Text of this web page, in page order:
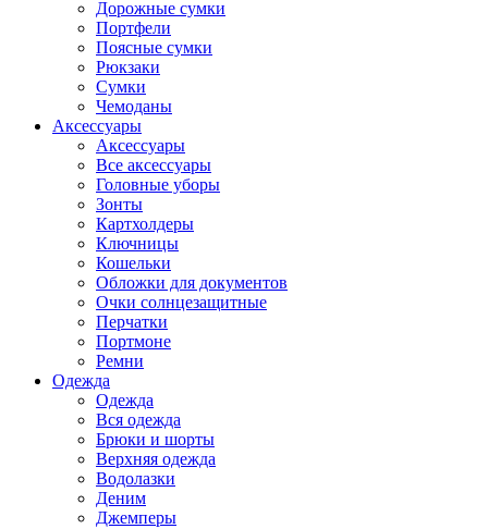
Дорожные сумки
Портфели
Поясные сумки
Рюкзаки
Сумки
Чемоданы
Аксессуары
Аксессуары
Все аксессуары
Головные уборы
Зонты
Картхолдеры
Ключницы
Кошельки
Обложки для документов
Очки солнцезащитные
Перчатки
Портмоне
Ремни
Одежда
Одежда
Вся одежда
Брюки и шорты
Верхняя одежда
Водолазки
Деним
Джемперы